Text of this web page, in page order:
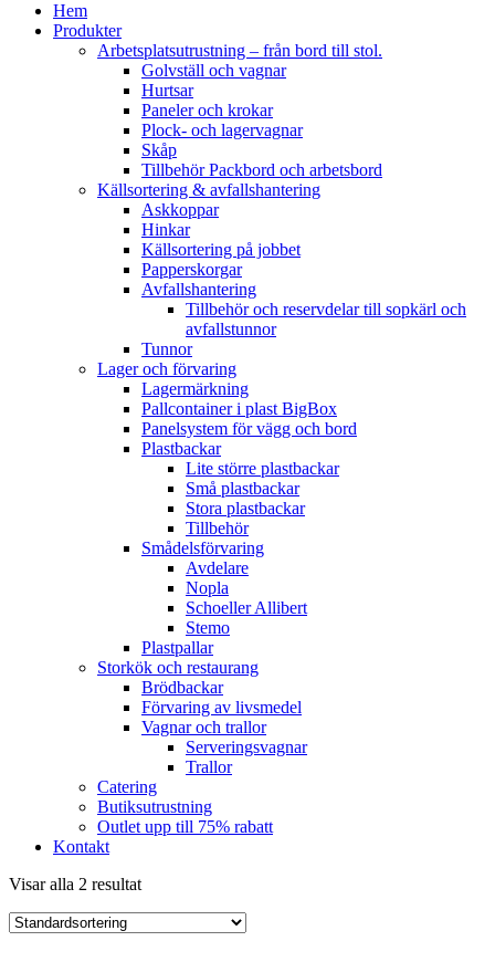
Hem
Produkter
Arbetsplatsutrustning – från bord till stol.
Golvställ och vagnar
Hurtsar
Paneler och krokar
Plock- och lagervagnar
Skåp
Tillbehör Packbord och arbetsbord
Källsortering & avfallshantering
Askkoppar
Hinkar
Källsortering på jobbet
Papperskorgar
Avfallshantering
Tillbehör och reservdelar till sopkärl och
avfallstunnor
Tunnor
Lager och förvaring
Lagermärkning
Pallcontainer i plast BigBox
Panelsystem för vägg och bord
Plastbackar
Lite större plastbackar
Små plastbackar
Stora plastbackar
Tillbehör
Smådelsförvaring
Avdelare
Nopla
Schoeller Allibert
Stemo
Plastpallar
Storkök och restaurang
Brödbackar
Förvaring av livsmedel
Vagnar och trallor
Serveringsvagnar
Trallor
Catering
Butiksutrustning
Outlet upp till 75% rabatt
Kontakt
Visar alla 2 resultat